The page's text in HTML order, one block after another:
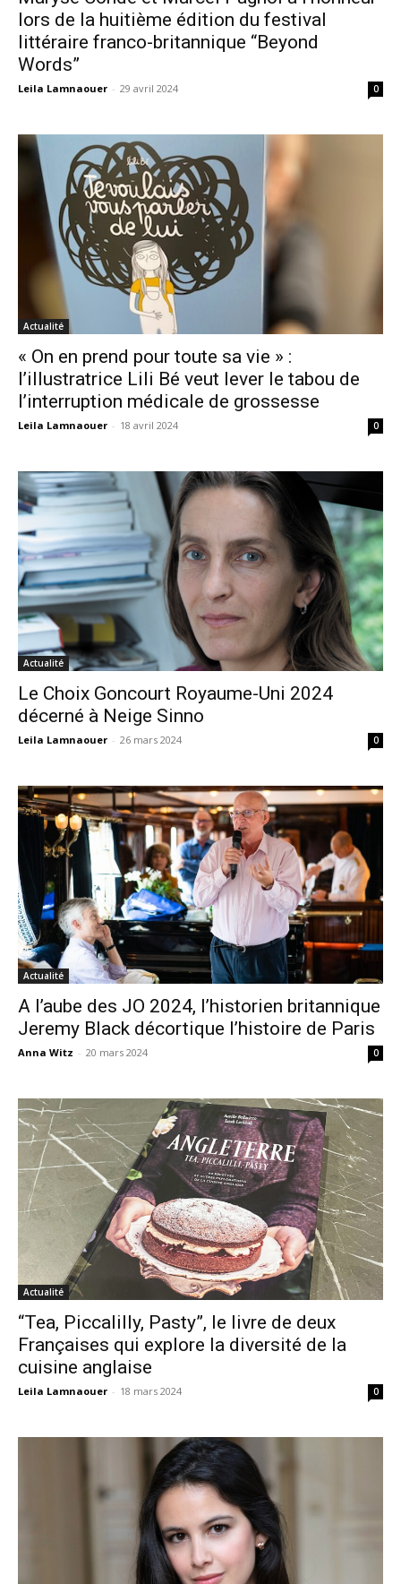
lors de la huitième édition du festival
littéraire franco-britannique “Beyond
Words”
Leila Lamnaouer - 29 avril 2024 0
Actualité
« On en prend pour toute sa vie » :
l’illustratrice Lili Bé veut lever le tabou de
l’interruption médicale de grossesse
Leila Lamnaouer - 18 avril 2024 0
Actualité
Le Choix Goncourt Royaume-Uni 2024
décerné à Neige Sinno
Leila Lamnaouer - 26 mars 2024 0
Actualité
A l’aube des JO 2024, l’historien britannique
Jeremy Black décortique l’histoire de Paris
Anna Witz - 20 mars 2024 0
Actualité
“Tea, Piccalilly, Pasty”, le livre de deux
Françaises qui explore la diversité de la
cuisine anglaise
Leila Lamnaouer - 18 mars 2024 0